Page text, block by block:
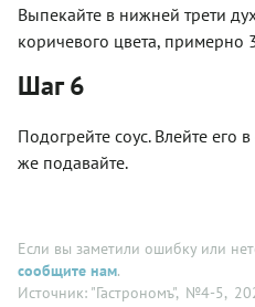
Выпекайте в нижней трети
коричевого цвета, примерно
Шаг 6
Подогрейте соус. Влейте его
же подавайте.
Если вы заметили ошибку или
сообщите нам.
Источник: "Гастрономъ", №4-5,